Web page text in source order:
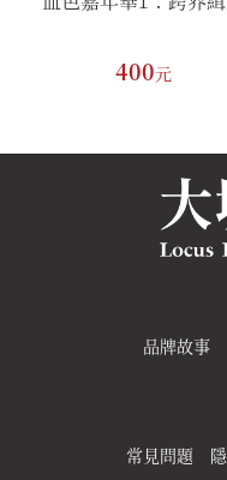
400元
品牌故事
常見問題